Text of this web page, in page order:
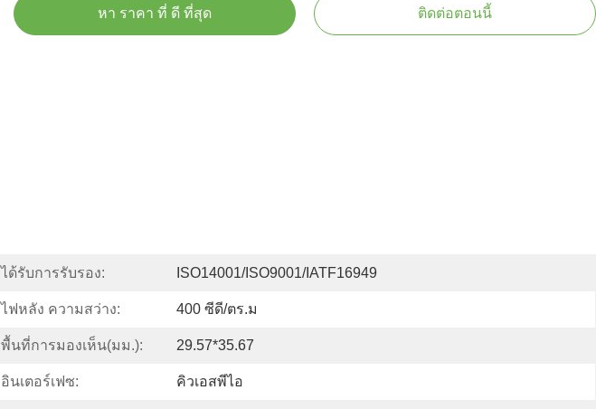
หา ราคา ที่ ดี ที่สุด ติดต่อตอนนี้
ได้รับการรับรอง: ISO14001/ISO9001/IATF16949
ไฟหลัง ความสว่าง: 400 ซีดี/ตร.ม
พื้นที่การมองเห็น(มม.): 29.57*35.67
อินเตอร์เฟซ: คิวเอสพีไอ